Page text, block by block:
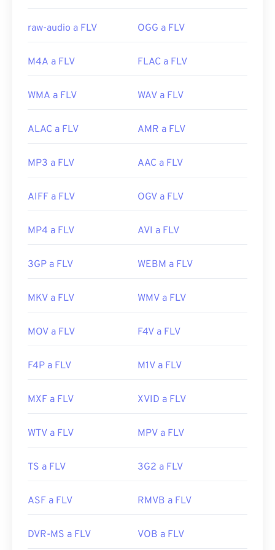
https://www.lifewire.com/archivo-flv
raw-audio a FLV OGG a FLV
M4A a FLV FLAC a FLV
WMA a FLV WAV a FLV
ALAC a FLV AMR a FLV
MP3 a FLV AAC a FLV
AIFF a FLV OGV a FLV
MP4 a FLV AVI a FLV
3GP a FLV WEBM a FLV
MKV a FLV WMV a FLV
MOV a FLV F4V a FLV
F4P a FLV M1V a FLV
MXF a FLV XVID a FLV
WTV a FLV MPV a FLV
TS a FLV 3G2 a FLV
ASF a FLV RMVB a FLV
DVR-MS a FLV VOB a FLV